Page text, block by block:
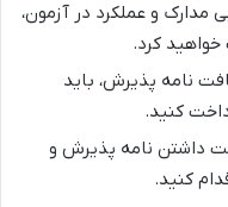
مدارک و عملکرد در آزمون،
خواهید کرد.
نامه پذیرش، باید
کنید.
داشتن نامه پذیرش و
کنید.